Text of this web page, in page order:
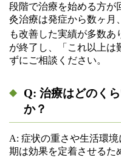
段階で治療を始める方が
灸治療は発症から数ヶ月
も改善した実績が多数あ
が終了し、「これ以上は
ずにご相談ください。
Q: 治療はどのく
か？
A: 症状の重さや生活環
期は効果を定着させるた